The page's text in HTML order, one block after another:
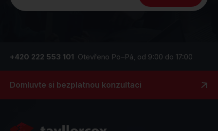
+420 222 553 101 Otevřeno Po–Pá, od 9:00 do 17:00
Domluvte si bezplatnou konzultaci